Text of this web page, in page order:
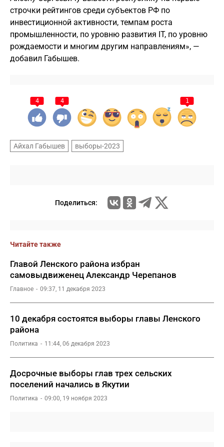
строчки рейтингов среди субъектов РФ по
инвестиционной активности, темпам роста
промышленности, по уровню развития IT, по уровню
рождаемости и многим другим направлениям», —
добавил Габышев.
4 4 1
Айхал Габышев выборы-2023
Поделиться:
Читайте также
Главой Ленского района избран
самовыдвиженец Александр Черепанов
Главное 09:37, 11 декабря 2023
10 декабря состоятся выборы главы Ленского
района
Политика 11:44, 06 декабря 2023
Досрочные выборы глав трех сельских
поселений начались в Якутии
Политика 09:00, 19 ноября 2023